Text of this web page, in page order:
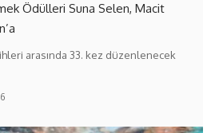
Ödülleri Suna Selen, Macit
arasında 33. kez düzenlenecek